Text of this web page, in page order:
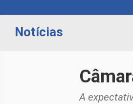
Notícias
A